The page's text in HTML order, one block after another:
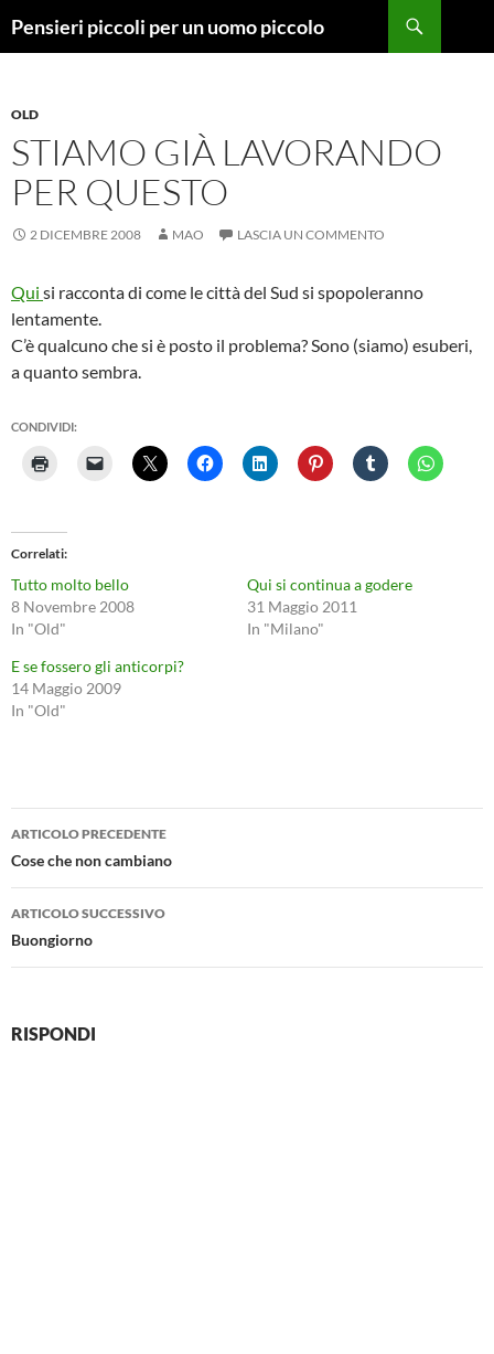
Pensieri piccoli per un uomo piccolo
OLD
STIAMO GIÀ LAVORANDO
PER QUESTO
2 DICEMBRE 2008 MAO LASCIA UN COMMENTO
Qui si racconta di come le città del Sud si spopoleranno
lentamente.
C’è qualcuno che si è posto il problema? Sono (siamo) esuberi,
a quanto sembra.
CONDIVIDI:
Correlati
Tutto molto bello
8 Novembre 2008
In "Old"
Qui si continua a godere
31 Maggio 2011
In "Milano"
E se fossero gli anticorpi?
14 Maggio 2009
In "Old"
Navigazione
articolo
ARTICOLO PRECEDENTE
Cose che non cambiano
ARTICOLO SUCCESSIVO
Buongiorno
RISPONDI